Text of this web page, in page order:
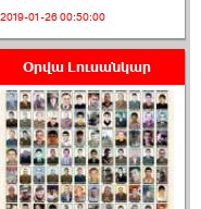
ՈՒՂԻՂ․ ԱԺ-ն
Կառավարության ›››
2026-07-01 00:52:00
2019-01-26 00:50:00
Օրվա Լուսանկար